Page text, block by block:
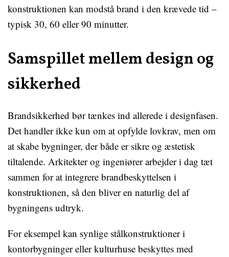
konstruktionen kan modstå brand i den krævede tid –
typisk 30, 60 eller 90 minutter.
Samspillet mellem design og
sikkerhed
Brandsikkerhed bør tænkes ind allerede i designfasen.
Det handler ikke kun om at opfylde lovkrav, men om
at skabe bygninger, der både er sikre og æstetisk
tiltalende. Arkitekter og ingeniører arbejder i dag tæt
sammen for at integrere brandbeskyttelsen i
konstruktionen, så den bliver en naturlig del af
bygningens udtryk.
For eksempel kan synlige stålkonstruktioner i
kontorbygninger eller kulturhuse beskyttes med